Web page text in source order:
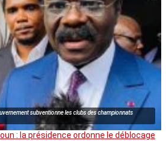
subventionne les clubs des championnats
: la présidence ordonne le déblocage